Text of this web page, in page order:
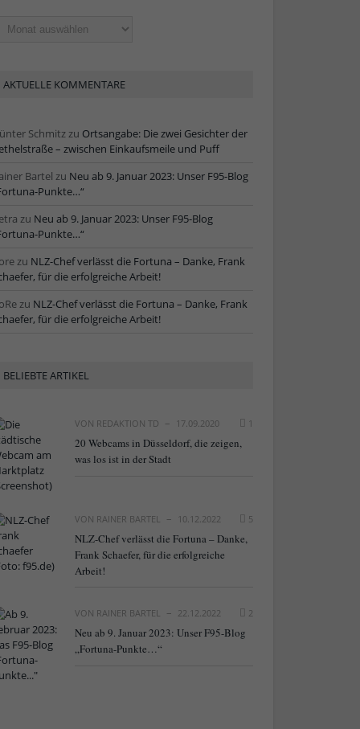
AKTUELLE KOMMENTARE
Schmitzzu Ortsangabe: Die zwei Gesichter der
– zwischen Einkaufsmeile und Puff
Bartel zu Neu ab 9. Januar 2023: Unser F95-Blog
Punkte…“
zu Neu ab 9. Januar 2023: Unser F95-Blog
Punkte…“
zu NLZ-Chef verlässt die Fortuna – Danke, Frank
für die erfolgreiche Arbeit!
zu NLZ-Chef verlässt die Fortuna – Danke, Frank
für die erfolgreiche Arbeit!
BELIEBTE ARTIKEL
VON REDAKTION TD 17.09.2020 1
20 Webcams in Düsseldorf, die zeigen,
was los ist in der Stadt
VON RAINER BARTEL 10.12.2022 5
NLZ-Chef verlässt die Fortuna – Danke,
Frank Schaefer, für die erfolgreiche
Arbeit!
VON RAINER BARTEL 22.12.2022 2
Neu ab 9. Januar 2023: Unser F95-Blog
„Fortuna-Punkte…“